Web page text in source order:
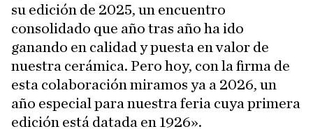
su edición de 2025, un encuentro
consolidado que año tras año ha ido
ganando en calidad y puesta en valor de
nuestra cerámica. Pero hoy, con la firma de
esta colaboración miramos ya a 2026, un
año especial para nuestra feria cuya primera
edición está datada en 1926».